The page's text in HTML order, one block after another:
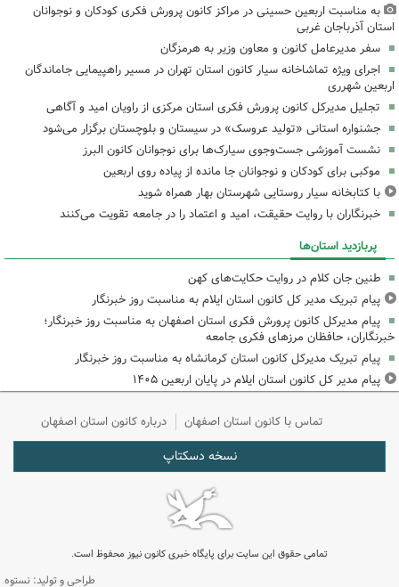
به مناسبت اربعین حسینی در مراکز کانون پرورش فکری کودکان و نوجوانان
استان آذرباجان غربی
سفر مدیرعامل کانون و معاون وزیر به هرمزگان
اجرای ویژه تماشاخانه سیار کانون استان تهران در مسیر راهپیمایی جاماندگان
اربعین شهرری
تجلیل مدیرکل کانون پرورش فکری استان مرکزی از راویان امید و آگاهی
جشنواره استانی «تولید عروسک» در سیستان و بلوچستان برگزار می‌شود
نشست آموزشی جست‌وجوی سیارک‌ها برای نوجوانان کانون البرز
موکبی برای کودکان و نوجوانان جا مانده از پیاده روی اربعین
با کتابخانه سیار روستایی شهرستان بهار همراه شوید
خبرنگاران با روایت حقیقت، امید و اعتماد را در جامعه تقویت می‌کنند
پربازدید استان‌ها
طنین جان کلام در روایت حکایت‌های کهن
پیام تبریک مدیر کل کانون استان ایلام به مناسبت روز خبرنگار
پیام مدیرکل کانون پرورش فکری استان اصفهان به مناسبت روز خبرنگار؛
خبرنگاران، حافظان مرزهای فکری جامعه
پیام تبریک مدیرکل کانون استان کرمانشاه به مناسبت روز خبرنگار
پیام مدیر کل کانون استان ایلام در پایان اربعین ۱۴۰۵
تماس با کانون استان اصفهان درباره کانون استان اصفهان
نسخه دسکتاپ
تمامی حقوق این سایت برای پایگاه خبری کانون نیوز محفوظ است.
طراحی و تولید: نستوه